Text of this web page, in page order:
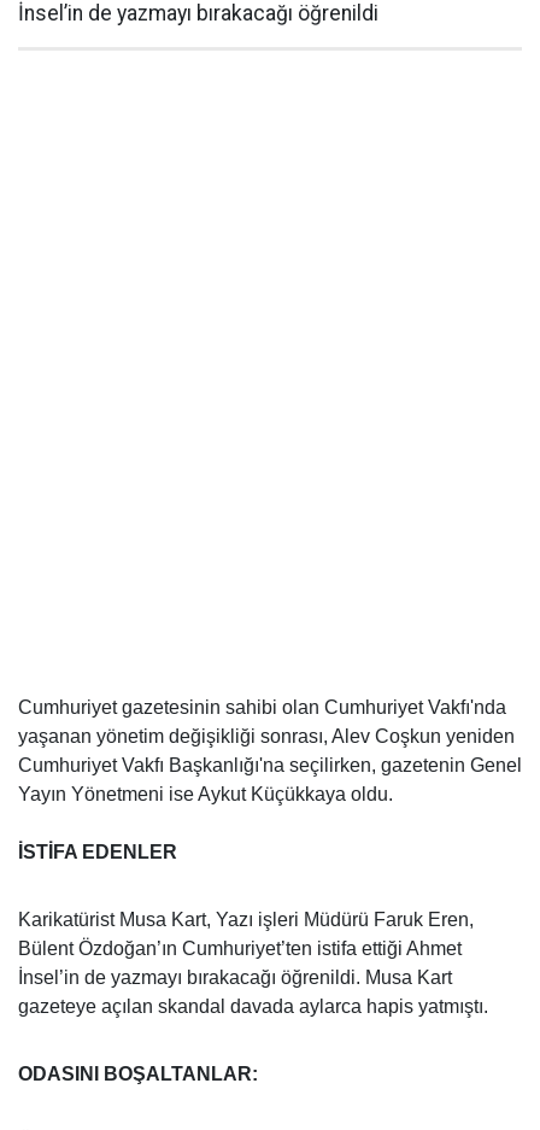
İnsel’in de yazmayı bırakacağı öğrenildi
Cumhuriyet gazetesinin sahibi olan Cumhuriyet Vakfı'nda
yaşanan yönetim değişikliği sonrası, Alev Coşkun yeniden
Cumhuriyet Vakfı Başkanlığı'na seçilirken, gazetenin Genel
Yayın Yönetmeni ise Aykut Küçükkaya oldu.
İSTİFA EDENLER
Karikatürist Musa Kart, Yazı işleri Müdürü Faruk Eren,
Bülent Özdoğan’ın Cumhuriyet’ten istifa ettiği Ahmet
İnsel’in de yazmayı bırakacağı öğrenildi. Musa Kart
gazeteye açılan skandal davada aylarca hapis yatmıştı.
ODASINI BOŞALTANLAR: